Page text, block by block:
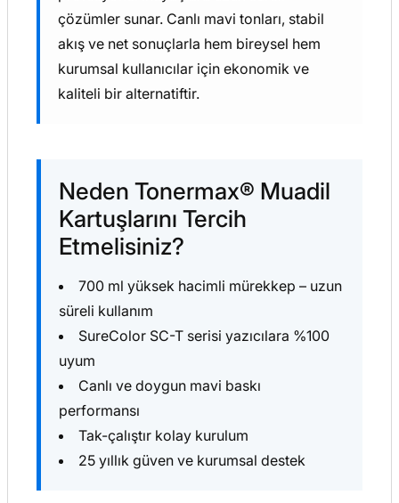
çözümler sunar. Canlı mavi tonları, stabil
akış ve net sonuçlarla hem bireysel hem
kurumsal kullanıcılar için ekonomik ve
kaliteli bir alternatiftir.
Neden Tonermax® Muadil
Kartuşlarını Tercih
Etmelisiniz?
700 ml yüksek hacimli mürekkep – uzun
süreli kullanım
SureColor SC-T serisi yazıcılara %100
uyum
Canlı ve doygun mavi baskı
performansı
Tak-çalıştır kolay kurulum
25 yıllık güven ve kurumsal destek